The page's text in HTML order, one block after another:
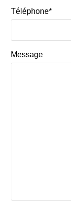
Téléphone*
Message